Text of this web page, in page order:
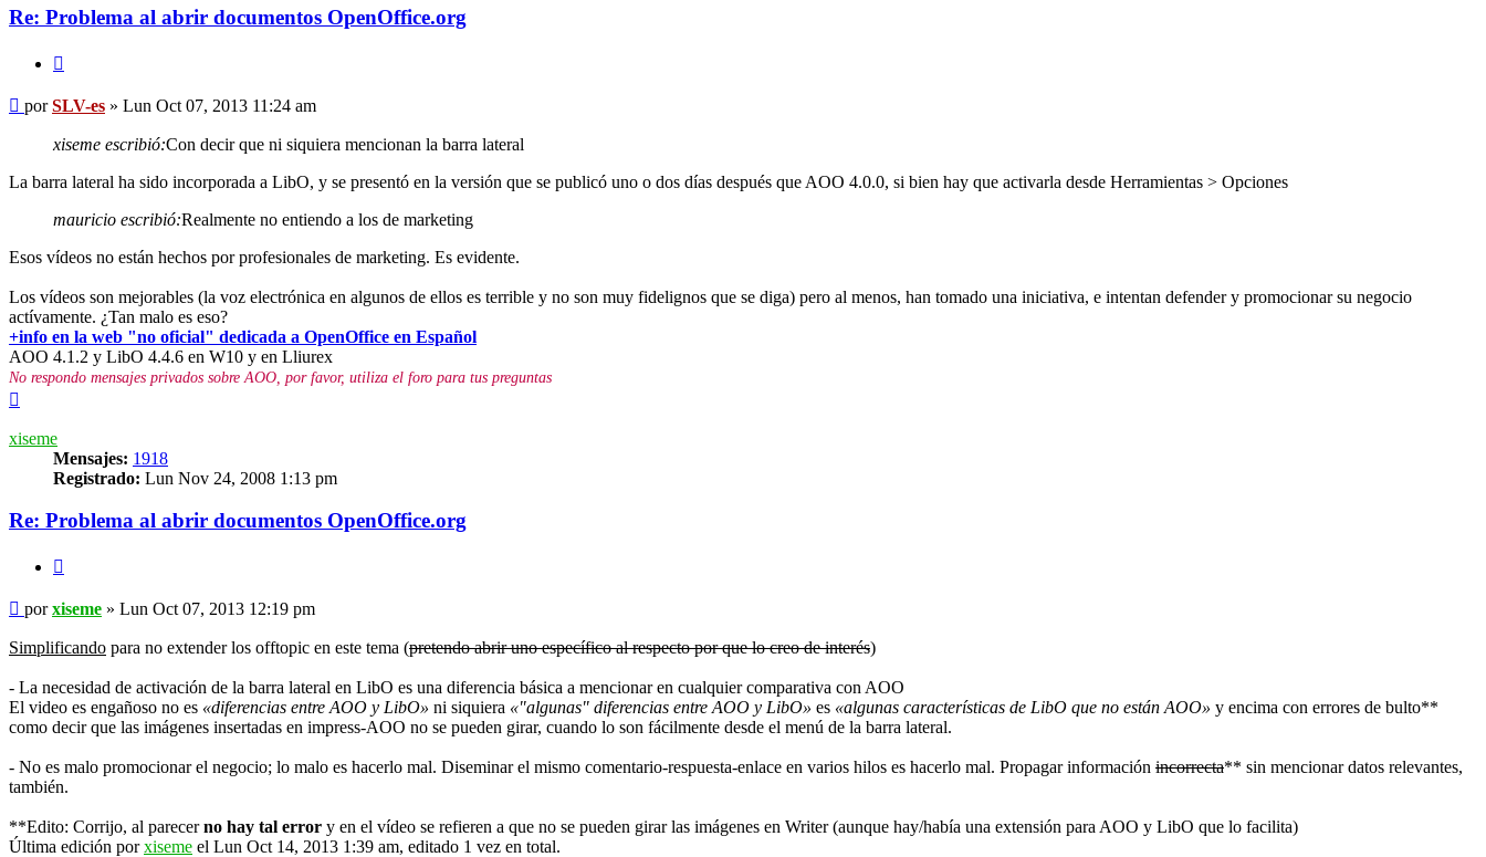
Re: Problema al abrir documentos OpenOffice.org
Mensaje
porSLV-es » Lun Oct 07, 2013 11:24 am
xiseme escribió:Con decir que ni siquiera mencionan la barra lateral
La barra lateral ha sido incorporada a LibO, y se presentó en la versión que se publicó uno o dos días después que AOO 4.0.0, si bien hay que activarla desde Herramientas > Opciones
mauricio escribió:Realmente no entiendo a los de marketing
Esos vídeos no están hechos por profesionales de marketing. Es evidente.
Los vídeos son mejorables (la voz electrónica en algunos de ellos es terrible y no son muy fidelignos que se diga) pero al menos, han tomado una iniciativa, e intentan defender y promocionar su negocio
actívamente. ¿Tan malo es eso?
+info en la web "no oficial" dedicada a OpenOffice en Español
AOO 4.1.2 y LibO 4.4.6 en W10 y en Lliurex
No respondo mensajes privados sobre AOO, por favor, utiliza el foro para tus preguntas
xiseme
Mensajes: 1918
Registrado: Lun Nov 24, 2008 1:13 pm
Re: Problema al abrir documentos OpenOffice.org
Mensaje
porxiseme » Lun Oct 07, 2013 12:19 pm
Simplificando para no extender los offtopic en este tema (pretendo abrir uno específico al respecto por que lo creo de interés)
- La necesidad de activación de la barra lateral en LibO es una diferencia básica a mencionar en cualquier comparativa con AOO
El video es engañoso no es «diferencias entre AOO y LibO» ni siquiera «"algunas" diferencias entre AOO y LibO» es «algunas características de LibO que no están AOO» y encima con errores de bulto**
como decir que las imágenes insertadas en impress-AOO no se pueden girar, cuando lo son fácilmente desde el menú de la barra lateral.
- No es malo promocionar el negocio; lo malo es hacerlo mal. Diseminar el mismo comentario-respuesta-enlace en varios hilos es hacerlo mal. Propagar información incorrecta** sin mencionar datos relevantes,
también.
**Edito: Corrijo, al parecerno hay tal error y en el vídeo se refieren a que no se pueden girar las imágenes en Writer (aunque hay/había una extensión para AOO y LibO que lo facilita)
Última edición porxiseme el Lun Oct 14, 2013 1:39 am, editado 1 vez en total.